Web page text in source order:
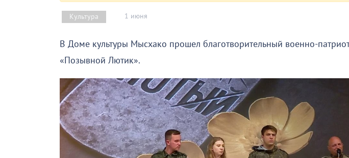
Культура 1 июня
В Доме культуры Мысхако прошел благотворительный военно-
«Позывной Лютик».